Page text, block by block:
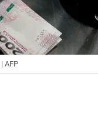
| AFP